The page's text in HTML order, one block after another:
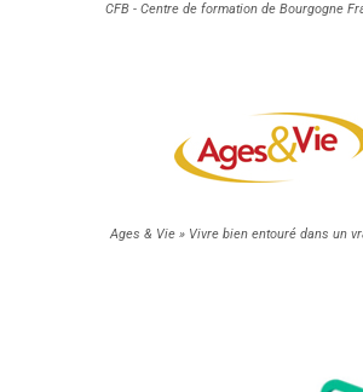
CFB - Centre de formation de Bourgogne
Ages & Vie » Vivre bien entouré dans un